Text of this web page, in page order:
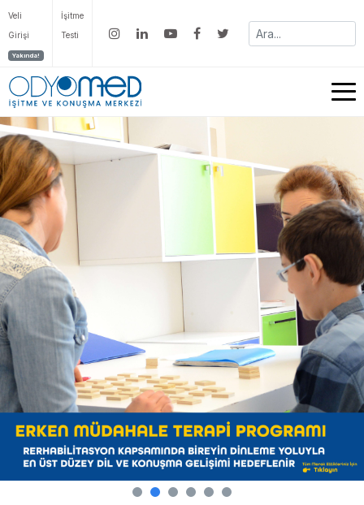
Veli
Girişi
Yakında!
İşitme
Testi